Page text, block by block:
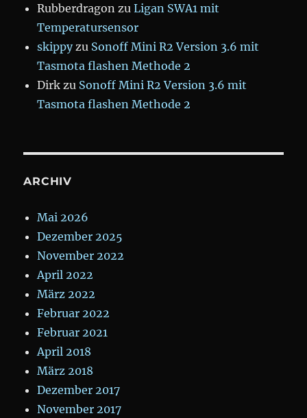
Rubberdragon zuLigan SWA1 mit
Temperatursensor
skippyzu Sonoff Mini R2 Version 3.6 mit
Tasmota flashen Methode 2
Dirk zu Sonoff Mini R2 Version 3.6 mit
Tasmota flashen Methode 2
ARCHIV
Mai 2026
Dezember 2025
November 2022
April 2022
März 2022
Februar 2022
Februar 2021
April 2018
März 2018
Dezember 2017
November 2017